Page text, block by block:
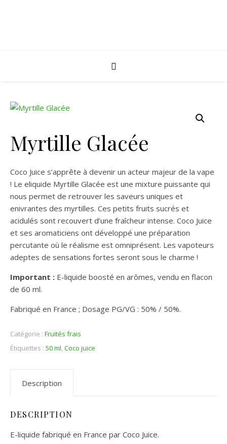
Myrtille Glacée
Coco Juice s’apprête à devenir un acteur majeur de la vape
! Le eliquide Myrtille Glacée est une mixture puissante qui
nous permet de retrouver les saveurs uniques et
enivrantes des myrtilles. Ces petits fruits sucrés et
acidulés sont recouvert d’une fraîcheur intense. Coco Juice
et ses aromaticiens ont développé une préparation
percutante où le réalisme est omniprésent. Les vapoteurs
adeptes de sensations fortes seront sous le charme !
Important : E-liquide boosté en arômes, vendu en flacon
de 60 ml.
Fabriqué en France ; Dosage PG/VG : 50% / 50%.
Catégorie : Fruités frais
Étiquettes : 50 ml,Coco juice
Description
DESCRIPTION
E-liquide fabriqué en France par Coco Juice.